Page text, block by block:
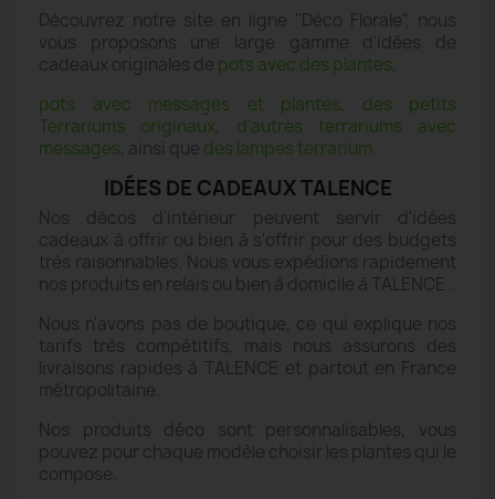
Découvrez notre site en ligne "Déco Florale", nous
vous proposons une large gamme d'idées de
cadeaux originales de pots avec des plantes,
pots avec messages et plantes, des petits
Terrariums originaux, d'autres terrariums avec
messages, ainsi que des lampes terrarium
IDÉES DE CADEAUX TALENCE
Nos décos d'intérieur peuvent servir d'idées
cadeaux à offrir ou bien à s'offrir pour des budgets
très raisonnables. Nous vous expédions rapidement
nos produits en relais ou bien à domicile à TALENCE .
Nous n'avons pas de boutique, ce qui explique nos
tarifs très compétitifs, mais nous assurons des
livraisons rapides à TALENCE et partout en France
métropolitaine.
Nos produits déco sont personnalisables, vous
pouvez pour chaque modèle choisir les plantes qui le
compose.